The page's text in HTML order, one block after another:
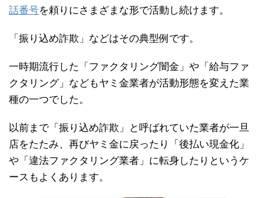
話番号を頼りにさまざまな形で活動し続けます。
「振り込め詐欺」などはその典型例です。
一時期流行した「ファクタリング闇金」や「給与ファ
クタリング」などもヤミ金業者が活動形態を変えた業
種の一つでした。
以前まで「振り込め詐欺」と呼ばれていた業者が一旦
店をたたみ、再びヤミ金に戻ったり「後払い現金化」
や「違法ファクタリング業者」に転身したりというケ
ースもよくあります。